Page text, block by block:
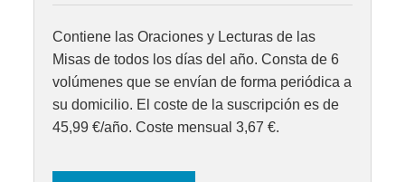
Contiene las Oraciones y Lecturas de las
Misas de todos los días del año. Consta de 6
volúmenes que se envían de forma periódica a
su domicilio. El coste de la suscripción es de
45,99 €/año. Coste mensual 3,67 €.